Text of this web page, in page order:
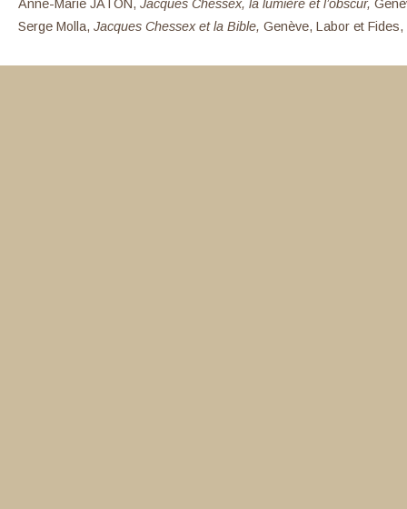
Anne-Marie JATON, Jacques Chessex, la lumière et l’obscur,
Serge Molla, Jacques Chessex et la Bible, Genève, Labor et Fides,